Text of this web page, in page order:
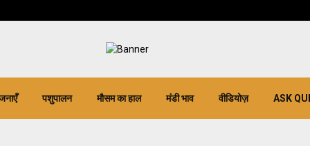
पशुपालन मौसम का हाल मंडी भाव वीडियोज़ ASK